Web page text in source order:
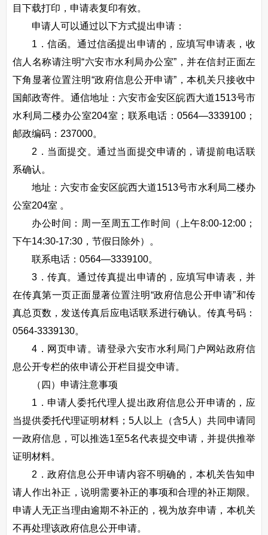
目下载打印，申请表复印有效。
申请人可以通过以下方式提出申请：
1．信函。通过信函提出申请的，应填写申请表，收
信人名称请注明“六安市水利局办公室”，并在信封正面左
下角显著位置注明“政府信息公开申请”，本机关只接收中
国邮政寄件。通信地址：六安市金安区皖西大道1513号市
水利局二楼办公室204室；联系电话：0564—3339100；
邮政编码：237000。
2．当面提交。通过当面提交申请的，请提前电话联
系确认。
地址：六安市金安区皖西大道1513号市水利局二楼办
公室204室 。
办公时间：周一至周五工作时间（上午8:00-12:00；
下午14:30-17:30，节假日除外）。
联系电话：0564—3339100。
3．传真。通过传真提出申请的，应填写申请表，并
在传真第一页正面显著位置注明“政府信息公开申请”和传
真总页数，发送传真后应电话联系进行确认。传真号码：
0564-3339130。
4．网页申请。请登录六安市水利局门户网站政府信
息公开专栏的依申请公开栏目提交申请。
（四）申请注意事项
1．申请人委托代理人提出政府信息公开申请的，应
当提供委托代理证明材料；5人以上（含5人）共同申请同
一政府信息，可以推选1至5名代表提交申请，并提供推举
证明材料。
2．政府信息公开申请内容不明确的，本机关告知申
请人作出补正，说明需要补正的事项和合理的补正期限。
申请人无正当理由逾期不补正的，视为放弃申请，本机关
不再处理该政府信息公开申请。